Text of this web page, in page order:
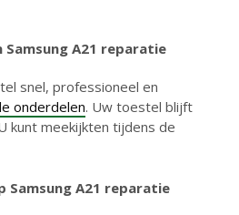
A21 reparatie
snel, professioneel en
onderdelen. Uw toestel blijft
kunt meekijkten tijdens de
Samsung A21 reparatie